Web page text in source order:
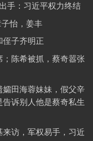
手：习近平权力终结
怡，姜丰
侄子齐明正
陈希被抓，蔡奇嚣张
田海蓉妹妹，假父辛
诉别人他是蔡奇私生
访，军权易手，习近